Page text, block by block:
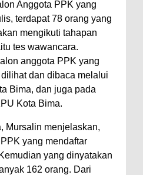
Krisis Air Bersih
Kota Bima Tinjau Rumah
Tidak Layak Huni di
Oi Mbo, Dorong
Bantuan BSPS
Wali Kota Bima
Daerah 2026 dan
DAK 2027 ke BPJN
Anggota PPK yang
terdapat 78 orang yang
mengikuti tahapan
tes wawancara.
anggota PPK yang
dan dibaca melalui
Bima, dan juga pada
Kota Bima.
Mursalin menjelaskan,
yang mendaftar
yang dinyatakan
162 orang. Dari